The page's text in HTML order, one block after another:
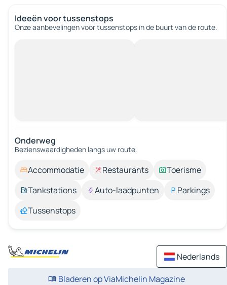
Ideeën voor tussenstops
Onze aanbevelingen voor tussenstops in de buurt van de route.
Onderweg
Bezienswaardigheden langs uw route.
Accommodatie Restaurants
Toerisme
Tankstations
Auto-laadpunten
Parkings
Tussenstops
Nederlands
Bladeren op ViaMichelin Magazine